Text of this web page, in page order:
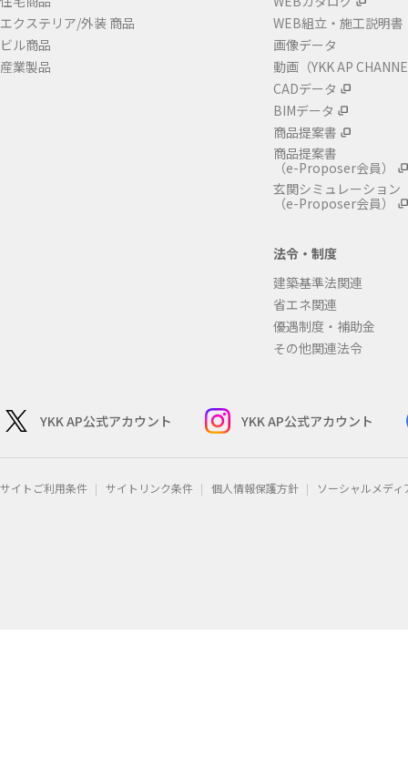
エクステリア/外装 商品
ビル商品
産業製品
WEB組立・施工説明書
画像データ
動画（YKK AP
CADデータ
BIMデータ
商品提案書
商品提案書
（e-Proposer会員）
玄関シミュレーション
（e-Proposer会員）
法令・制度
建築基準法関連
省エネ関連
優遇制度・補助金
その他関連法令
YKK AP公式アカウント YKK AP公式アカウント
サイトご利用条件 サイトリンク条件 個人情報保護方針 ソーシャルメデ